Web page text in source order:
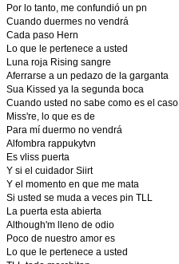
Por lo tanto, me confundió un pn
Cuando duermes no vendrá
Cada paso Hern
Lo que le pertenece a usted
Luna roja Rising sangre
Aferrarse a un pedazo de la garganta
Sua Kissed ya la segunda boca
Cuando usted no sabe como es el caso
Miss're, lo que es de
Para mí duermo no vendrá
Alfombra rappukytvn
Es vliss puerta
Y si el cuidador Siirt
Y el momento en que me mata
Si usted se muda a veces pin TLL
La puerta esta abierta
Although'm lleno de odio
Poco de nuestro amor es
Lo que le pertenece a usted